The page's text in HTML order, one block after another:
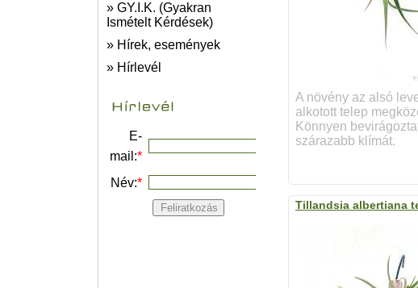
» GY.I.K. (Gyakran
Ismételt Kérdések)
» Hírek, események
» Hírlevél
E-
mail:*
Név:*
A növény az alsó
alkotott telep
Könnyen
szárazabb klímát.
Tillandsia albertiana